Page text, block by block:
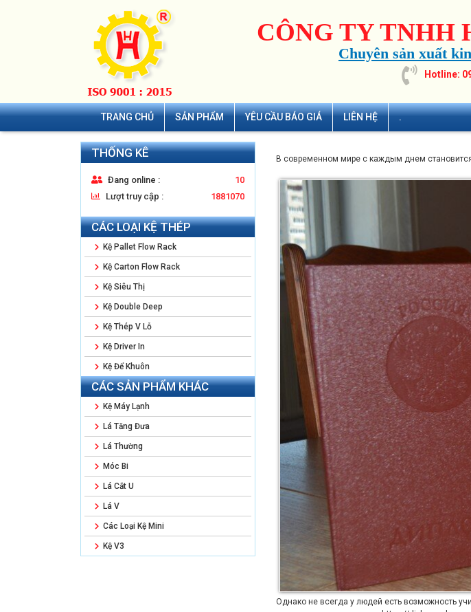
CÔNG TY TNHH
Chuyên sản xuất
Hotline:
TRANG CHỦ SẢN PHẨM YÊU CẦU BÁO GIÁ LIÊN HỆ .
THỐNG KÊ
Đang online :
10
Lượt truy cập :
1881070
CÁC LOẠI KỆ THÉP
Kệ Pallet Flow Rack
Kệ Carton Flow Rack
Kệ Siêu Thị
Kệ Double Deep
Kệ Thép V Lỗ
Kệ Driver In
Kệ Để Khuôn
CÁC SẢN PHẨM KHÁC
Kệ Máy Lạnh
Lá Tăng Đưa
Lá Thường
Móc Bi
Lá Cắt U
Lá V
Các Loại Kệ Mini
Kệ V3
В современном мире с каждым днем
Однако не всегда у людей есть возможность